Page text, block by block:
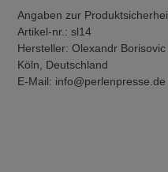
Angaben zur
Artikel-nr.: sl14
Hersteller: Olexandr
Köln, Deutschland
E-Mail: info@perlenpresse.de